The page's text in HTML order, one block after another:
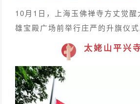
10月1日，上海玉佛禅寺方丈觉醒
雄宝殿广场前举行庄严的升旗仪式
太姥山平兴